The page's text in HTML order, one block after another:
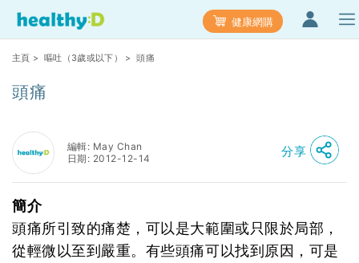
健康網購
主頁 > 嘔吐（3歲或以下） > 頭痛
頭痛
編輯: May Chan
日期: 2012-12-14
分享
簡介
頭痛所引致的痛楚，可以是大範圍或只限於局部，
從輕微以至到嚴重。有些頭痛可以找到原因，可是